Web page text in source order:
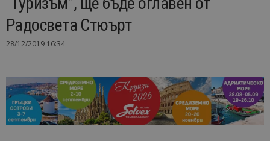
Радосвета Стюърт
28/12/2019 16:34